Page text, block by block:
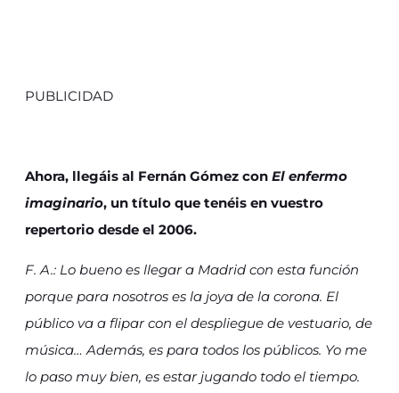
PUBLICIDAD
Ahora, llegáis al Fernán Gómez con El enfermo
imaginario, un título que tenéis en vuestro
repertorio desde el 2006.
F. A.: Lo bueno es llegar a Madrid con esta función
porque para nosotros es la joya de la corona. El
público va a flipar con el despliegue de vestuario, de
música… Además, es para todos los públicos. Yo me
lo paso muy bien, es estar jugando todo el tiempo.